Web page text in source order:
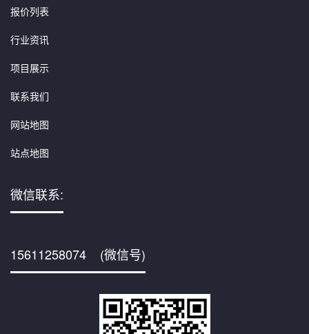
报价列表
行业资讯
项目展示
联系我们
网站地图
站点地图
微信联系:
15611258074 (微信号)